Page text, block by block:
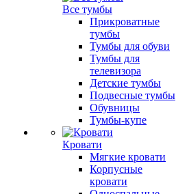
Все тумбы
Прикроватные
тумбы
Тумбы для обуви
Тумбы для
телевизора
Детские тумбы
Подвесные тумбы
Обувницы
Тумбы-купе
Кровати
Мягкие кровати
Корпусные
кровати